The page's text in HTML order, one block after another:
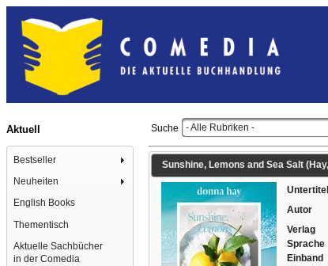
Aktuell
Bestseller
Neuheiten
English Books
Thementisch
Aktuelle Sachbücher
in der Comedia
Suche - Alle Rubriken -
Sunshine, Lemons and Sea Salt
Untertitel
Autor
Verlag
Sprache
Einband